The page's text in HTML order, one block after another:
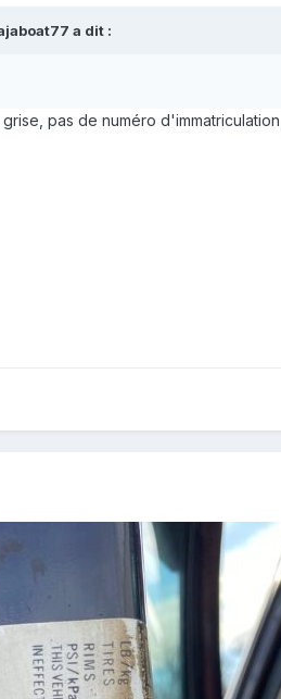
a dit :
pas de numéro